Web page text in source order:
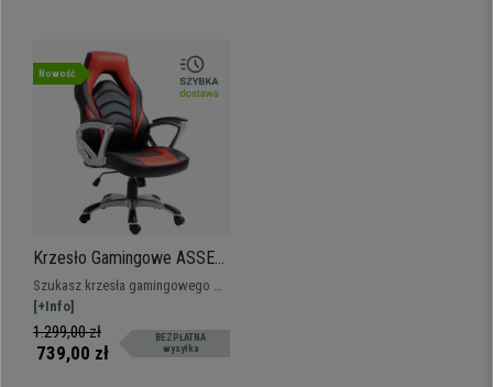
Nowość
Krzesło Gamingowe ASSEN,
Efektowny Sportowy
Design, Ekoskóra, Kolor
Czarno-Czerwony
Szukasz krzesła gamingowego w
świetnej cenie? Oto one! Łatwe w
czyszczeniu obicie z ekoskóry,
dostępne w różnych kolorach.
[+Info]
1.299,00 zł
739,00 zł
BEZPŁATNA
wysyłka